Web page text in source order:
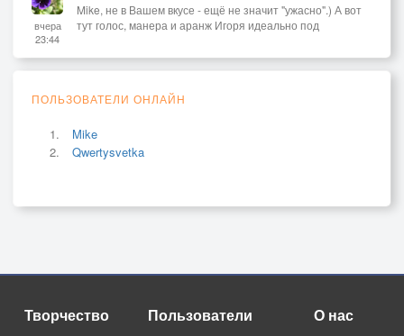
вчера
23:44
Mike, не в Вашем вкусе - ещё не значит "ужасно".) А вот
тут голос, манера и аранж Игоря идеально под
ПОЛЬЗОВАТЕЛИ ОНЛАЙН
Mike
Qwertysvetka
Творчество Пользователи О нас